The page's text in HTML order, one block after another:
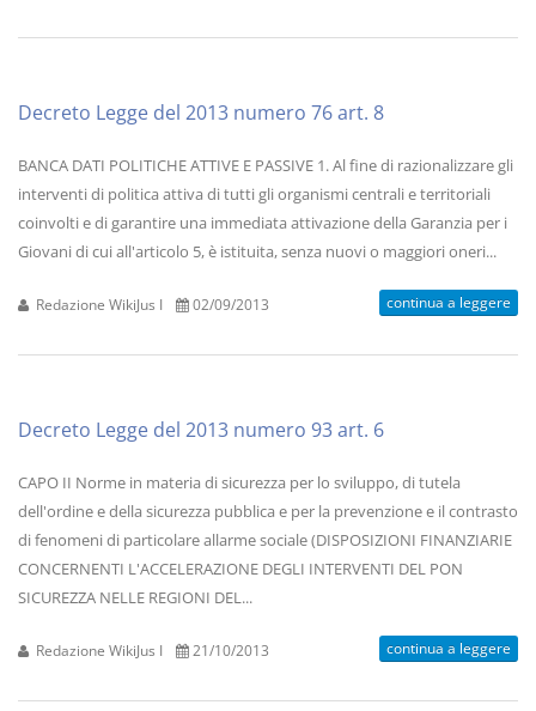
Decreto Legge del 2013 numero 76 art. 8
BANCA DATI POLITICHE ATTIVE E PASSIVE 1. Al fine di razionalizzare gli
interventi di politica attiva di tutti gli organismi centrali e territoriali
coinvolti e di garantire una immediata attivazione della Garanzia per i
Giovani di cui all'articolo 5, è istituita, senza nuovi o maggiori oneri...
Redazione WikiJus I 02/09/2013 continua a leggere
Decreto Legge del 2013 numero 93 art. 6
CAPO II Norme in materia di sicurezza per lo sviluppo, di tutela
dell'ordine e della sicurezza pubblica e per la prevenzione e il contrasto
di fenomeni di particolare allarme sociale (DISPOSIZIONI FINANZIARIE
CONCERNENTI L'ACCELERAZIONE DEGLI INTERVENTI DEL PON
SICUREZZA NELLE REGIONI DEL...
Redazione WikiJus I 21/10/2013 continua a leggere